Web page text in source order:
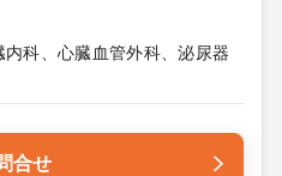
科、心臓血管外科、泌尿器
合せ